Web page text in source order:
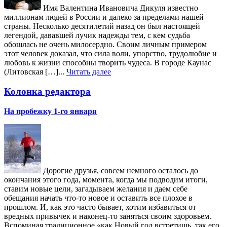
Имя Валентина Ивановича Дикуля известно
миллионам людей в России и далеко за пределами нашей
страны. Несколько десятилетий назад он был настоящей
легендой, дававшей лучик надежды тем, с кем судьба
обошлась не очень милосердно. Своим личным примером
этот человек доказал, что сила воли, упорство, трудолюбие и
любовь к жизни способны творить чудеса. В городе Каунас
(Литовская […]... Читать далее
Колонка редактора
На пробежку 1-го января
Дорогие друзья, совсем немного осталось до
окончания этого года, момента, когда мы подводим итоги,
ставим новые цели, загадываем желания и даем себе
обещания начать что-то новое и оставить все плохое в
прошлом. И, как это часто бывает, хотим избавиться от
вредных привычек и наконец-то заняться своим здоровьем.
Вспоминая традиционное «как Новый год встретишь, так его